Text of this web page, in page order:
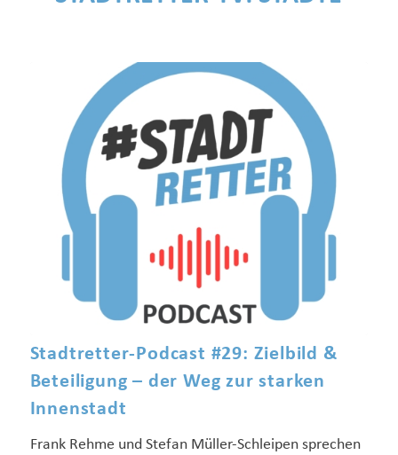
Stadtretter-Podcast #29: Zielbild &
Beteiligung – der Weg zur starken
Innenstadt
Frank Rehme und Stefan Müller-Schleipen sprechen